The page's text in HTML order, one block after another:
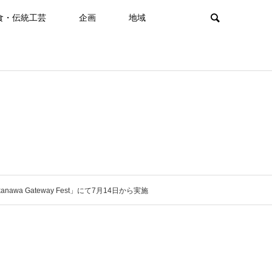
・伝統工芸 企画 地域
Gateway Fest」にて7月14日から実施